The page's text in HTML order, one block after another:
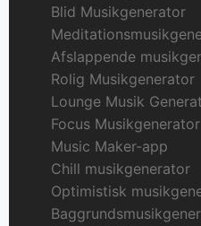
Blid Musikgenerator
Afslappende
Rolig Musikgenerator
Lounge Musik
Focus Musikgenerator
Music Maker-app
Chill musikgenerator
Optimistisk